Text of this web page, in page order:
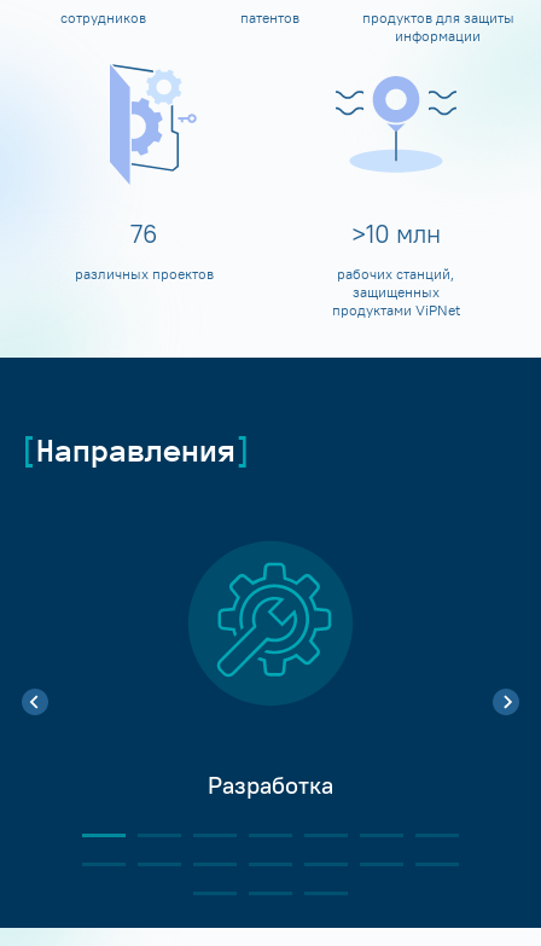
сотрудников патентов
продуктов для защиты
информации
80
различных проектов
>10 млн
рабочих станций,
защищенных
продуктами ViPNet
Направления
Разработка